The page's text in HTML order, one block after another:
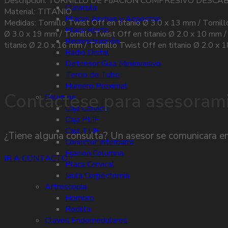
Clavicula
Placas Anchas y Angostas
Placa Recta
Reconstrucción
Radio Distal
Detensor Guia Miniinvasivo
Tercio de Tubo
Humero Proximal
Columna
Caja Cervical
Caja PLIF
Caja TLIF
Conector Interbarra
Fijacion Columna
Placa Cervical
Jaula Corpectomia
Artroscopia
Hombro
Rodilla
Clavos Endomedulares
Material: TITANIO
Medidas: Tornillo Twist Off en titanio Ø 3.0 x 13 mm /
Ø 3.0 x 19 mm / Tornillo Twist Off en titanio Ø 2.0 x 10
titanio Ø 2.0 x 16 mm / Tornillo Twist Off en titanio Ø 2.0 x
Contáctese para
¿Tiene alguna consulta? Un asesor se comunicara
IR A CONTACTO